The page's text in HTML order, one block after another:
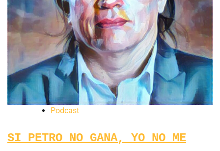
Podcast
SI PETRO NO GANA, YO NO ME